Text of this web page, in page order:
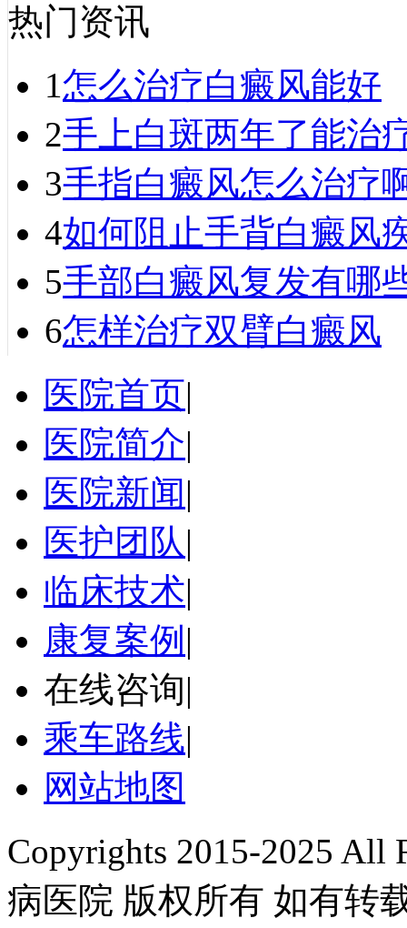
热门资讯
1怎么治疗白癜风能好
2手上白斑两年了能治
3手指白癜风怎么治疗
4如何阻止手背白癜风
5手部白癜风复发有哪
6怎样治疗双臂白癜风
医院首页|
医院简介|
医院新闻|
医护团队|
临床技术|
康复案例 |
在线咨询|
乘车路线|
网站地图
Copyrights 2015-2025 All
病医院 版权所有 如有转